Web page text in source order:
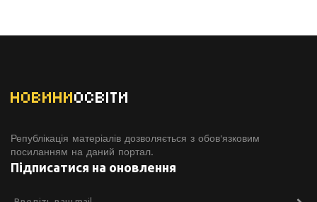
НОВИНИОСВІТИ
Републікація матеріалів дозволяється з обов'язковим
посиланням на даний портал.
Підписатися на оновлення